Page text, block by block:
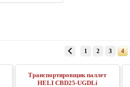
1 2 3 4
Транспортировщик паллет
HELI CBD25-UGDLi